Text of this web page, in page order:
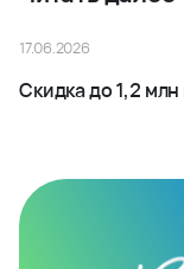
17.06.2026
Скидка до 1,2